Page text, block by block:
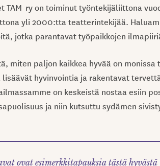
ry on toiminut työntekijäliittona
yli 2000:tta teatterintekijää.
jotka parantavat työpaikkojen
miten paljon kaikkea hyvää on monissa
hyvinvointia ja rakentavat
on keskeistä nostaa esiin
ja niin kutsuttu sydämen
ovat esimerkkitapauksia tästä